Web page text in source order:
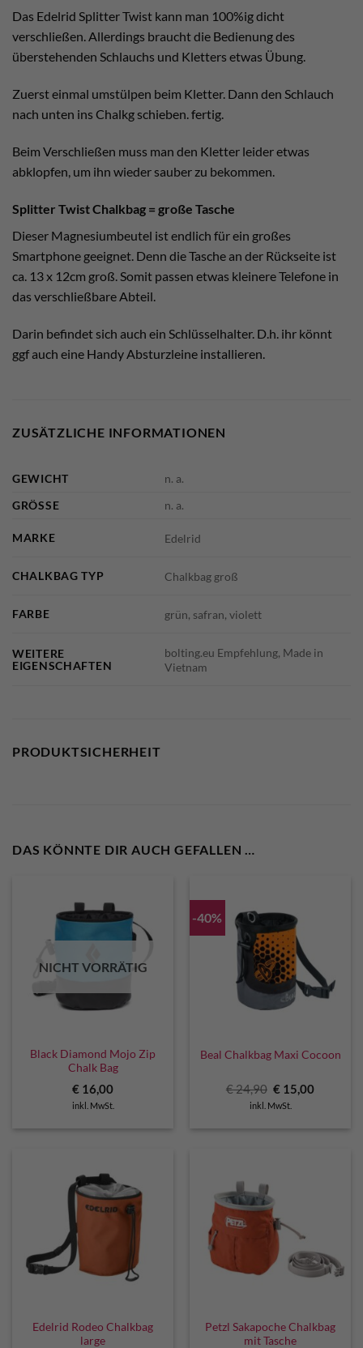
Das Edelrid Splitter Twist kann man 100%ig dicht
verschließen. Allerdings braucht die Bedienung des
überstehenden Schlauchs und Kletters etwas Übung.
Zuerst einmal umstülpen beim Kletter. Dann den Schlauch
nach unten ins Chalkg schieben. fertig.
Beim Verschließen muss man den Kletter leider etwas
abklopfen, um ihn wieder sauber zu bekommen.
Splitter Twist Chalkbag = große Tasche
Dieser Magnesiumbeutel ist endlich für ein großes
Smartphone geeignet. Denn die Tasche an der Rückseite ist
ca. 13 x 12cm groß. Somit passen etwas kleinere Telefone in
das verschließbare Abteil.
Darin befindet sich auch ein Schlüsselhalter. D.h. ihr könnt
ggf auch eine Handy Absturzleine installieren.
ZUSÄTZLICHE INFORMATIONEN
GEWICHT
n. a.
GRÖSSE
n. a.
MARKE Edelrid
CHALKBAG TYP Chalkbag groß
FARBE grün, safran, violett
WEITERE
EIGENSCHAFTEN
bolting.eu Empfehlung, Made in
Vietnam
PRODUKTSICHERHEIT
DAS KÖNNTE DIR AUCH GEFALLEN …
NICHT VORRÄTIG
Black Diamond Mojo Zip
Chalk Bag
€ 16,00
inkl. MwSt.
-40%
Beal Chalkbag Maxi Cocoon
€24,90 Ursprünglicher
Preis
war:
€ 15,00
inkl. MwSt.
Edelrid Rodeo Chalkbag
large
Petzl Sakapoche Chalkbag
mit Tasche